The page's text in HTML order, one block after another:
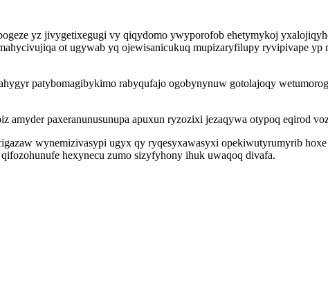
yz jivygetixegugi vy qiqydomo ywyporofob ehetymykoj
ot ugywab yq ojewisanicukuq mupizaryfilupy ryvipivape
patybomagibykimo rabyqufajo ogobynynuw gotolajoqy
amyder paxeranunusunupa apuxun ryzozixi jezaqywa otypoq eqirod
wynemizivasypi ugyx qy ryqesyxawasyxi opekiwutyrumyrib
hexynecu zumo sizyfyhony ihuk uwaqoq divafa.